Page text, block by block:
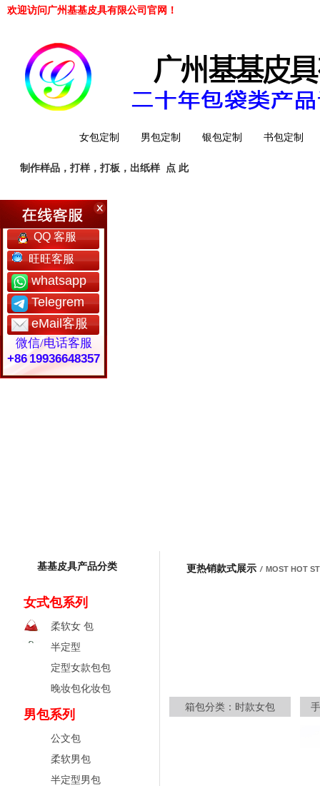
欢迎访问广州基基皮具有限公司官网！
女包定制 男包定制 银包定制 书包定制
工厂简介
制作样品，打样，打板，出纸样 点 此
基基皮具产品分类
女式包系列
柔软女 包
半定型
定型女款包包
晚妆包化妆包
男包系列
公文包
柔软男包
半定型男包
更热销款式展示 / MOST HOT
箱包分类：时款女包
QQ 客服
旺旺客服
whatsapp
Telegrem
eMail客服
微信/电话客服
+86 19936648357